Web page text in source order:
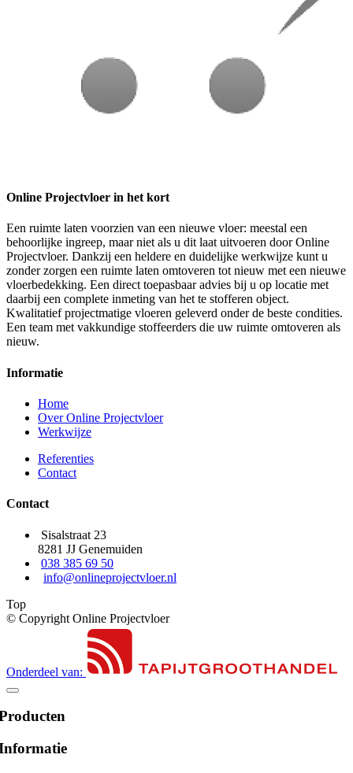
Online Projectvloer in het kort
Een ruimte laten voorzien van een nieuwe vloer: meestal een
behoorlijke ingreep, maar niet als u dit laat uitvoeren door Online
Projectvloer. Dankzij een heldere en duidelijke werkwijze kunt u
zonder zorgen een ruimte laten omtoveren tot nieuw met een nieuwe
vloerbedekking. Een direct toepasbaar advies bij u op locatie met
daarbij een complete inmeting van het te stofferen object.
Kwalitatief projectmatige vloeren geleverd onder de beste condities.
Een team met vakkundige stoffeerders die uw ruimte omtoveren als
nieuw.
Informatie
Home
Over Online Projectvloer
Werkwijze
Referenties
Contact
Contact
Sisalstraat 23
8281 JJ Genemuiden
038 385 69 50
info@onlineprojectvloer.nl
Top
© Copyright Online Projectvloer
Onderdeel van: